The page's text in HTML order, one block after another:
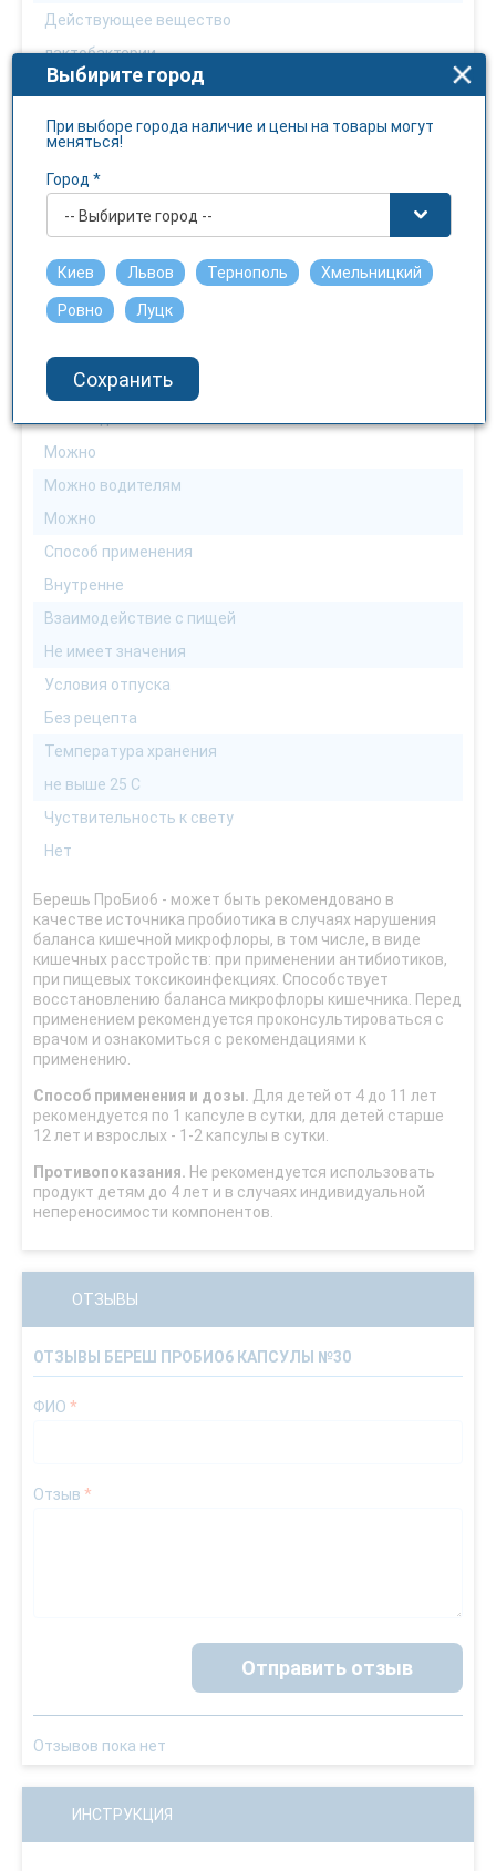
Действующее вещество
лактобактерии
Можно взрослым
Можно
Можно детям
С 4 лет
Можна беременным
Можно кормящим
По назначению врача
С осторожностью
Можно
Можно водителям
Можно
Способ применения
Внутренне
Взаимодействие с пищей
Не имеет значения
Условия отпуска
Без рецепта
Температура хранения
не выше 25 С
Чуствительность к свету
Нет
Берешь ПроБио6 - может быть рекомендовано в
качестве источника пробиотика в случаях нарушения
баланса кишечной микрофлоры, в том числе, в виде
кишечных расстройств: при применении антибиотиков,
при пищевых токсикоинфекциях. Способствует
восстановлению баланса микрофлоры кишечника. Перед
применением рекомендуется проконсультироваться с
врачом и ознакомиться с рекомендациями к
применению.
Способ применения и дозы. Для детей от 4 до 11 лет
рекомендуется по 1 капсуле в сутки, для детей старше
12 лет и взрослых - 1-2 капсулы в сутки.
Противопоказания. Не рекомендуется использовать
продукт детям до 4 лет и в случаях индивидуальной
непереносимости компонентов.
ОТЗЫВЫ
ОТЗЫВЫ БЕРЕШ ПРОБИО6 КАПСУЛЫ №30
ФИО *
Отзыв *
Отправить отзыв
Отзывов пока нет
ИНСТРУКЦИЯ
Выбирите город
При выборе города наличие и цены на товары могут
меняться!
Город *
-- Выбирите город --
Киев Львов Тернополь Хмельницкий
Ровно Луцк
Сохранить